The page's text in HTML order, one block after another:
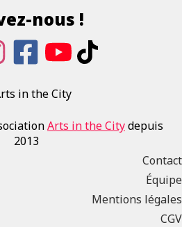
nous !
in the City
Arts in the Citydepuis
2013
Contact
Équipe
Mentions légales
CGV